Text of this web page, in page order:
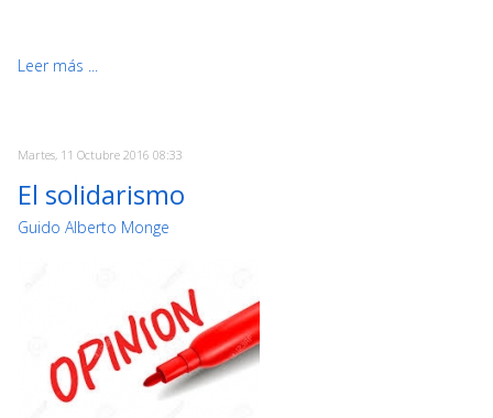
Leer más ...
Martes, 11 Octubre 2016 08:33
El solidarismo
Guido Alberto Monge